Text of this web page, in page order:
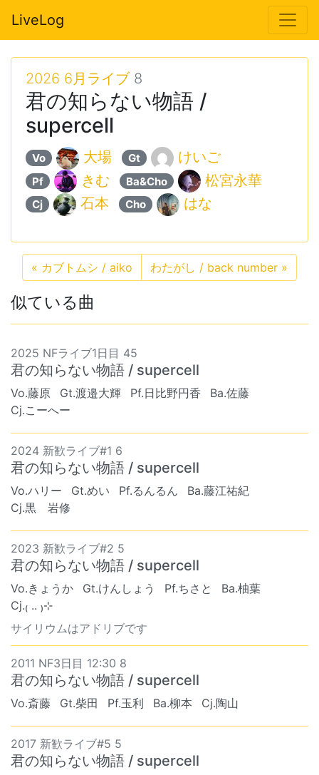
LiveLog
2026 6月ライブ8
君の知らない物語 /
supercell
Vo 大場 Gt けいご
Pf きむ Ba&Cho 松宮永華
Cj 石本 Cho はな
« カブトムシ / aiko わたがし / back number »
似ている曲
2025 NFライブ1日目 45
君の知らない物語 / supercell
Vo.藤原 Gt.渡邉大輝 Pf.日比野円香
Ba.佐藤
Cj.こーへー
2024 新歓ライブ#1 6
君の知らない物語 / supercell
Vo.ハリー Gt.めい Pf.るんるん
Ba.藤江祐紀
Cj.黒 岩修
2023 新歓ライブ#2 5
君の知らない物語 / supercell
Vo.きょうか Gt.けんしょう Pf.ちさと
Ba.柚葉
Cj.₍ .. ₎⊹
サイリウムはアドリブです
2011 NF3日目 12:30 8
君の知らない物語 / supercell
Vo.斎藤 Gt.柴田 Pf.玉利 Ba.柳本 Cj.陶山
2017 新歓ライブ#5 5
君の知らない物語 / supercell